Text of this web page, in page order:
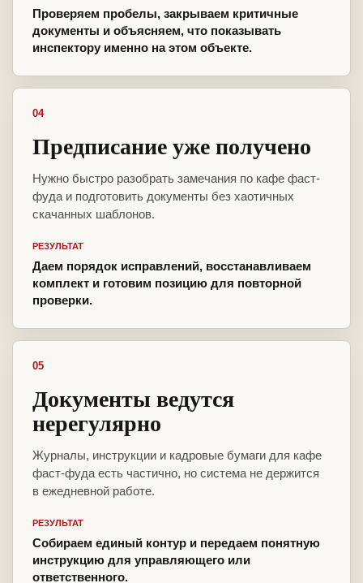
Проверяем пробелы, закрываем критичные
документы и объясняем, что показывать
инспектору именно на этом объекте.
04
Предписание уже получено
Нужно быстро разобрать замечания по кафе фаст-
фуда и подготовить документы без хаотичных
скачанных шаблонов.
РЕЗУЛЬТАТ
Даем порядок исправлений, восстанавливаем
комплект и готовим позицию для повторной
проверки.
05
Документы ведутся
нерегулярно
Журналы, инструкции и кадровые бумаги для кафе
фаст-фуда есть частично, но система не держится
в ежедневной работе.
РЕЗУЛЬТАТ
Собираем единый контур и передаем понятную
инструкцию для управляющего или
ответственного.